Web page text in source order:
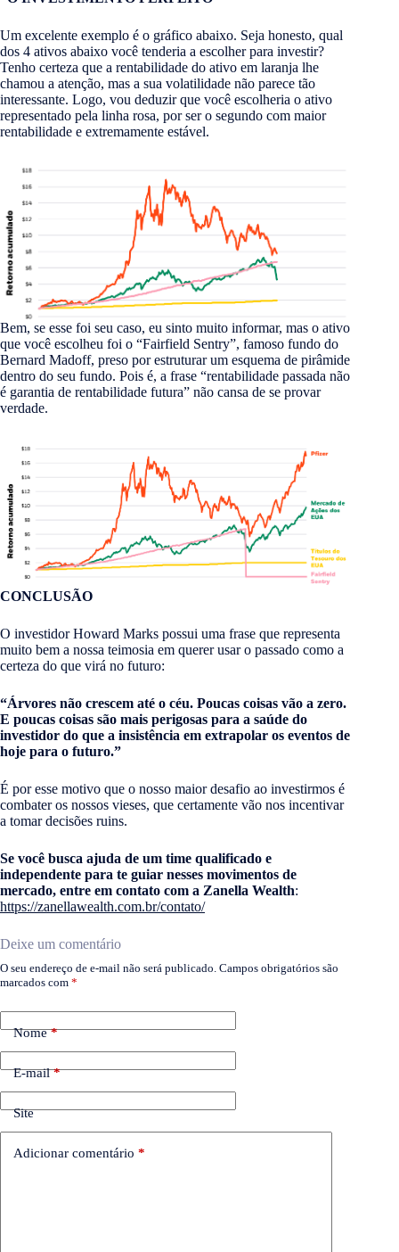
Um excelente exemplo é o gráfico abaixo. Seja honesto, qual
dos 4 ativos abaixo você tenderia a escolher para investir?
Tenho certeza que a rentabilidade do ativo em laranja lhe
chamou a atenção, mas a sua volatilidade não parece tão
interessante. Logo, vou deduzir que você escolheria o ativo
representado pela linha rosa, por ser o segundo com maior
rentabilidade e extremamente estável.
Bem, se esse foi seu caso, eu sinto muito informar, mas o ativo
que você escolheu foi o “Fairfield Sentry”, famoso fundo do
Bernard Madoff, preso por estruturar um esquema de pirâmide
dentro do seu fundo. Pois é, a frase “rentabilidade passada não
é garantia de rentabilidade futura” não cansa de se provar
verdade.
CONCLUSÃO
O investidor Howard Marks possui uma frase que representa
muito bem a nossa teimosia em querer usar o passado como a
certeza do que virá no futuro:
“Árvores não crescem até o céu. Poucas coisas vão a zero.
E poucas coisas são mais perigosas para a saúde do
investidor do que a insistência em extrapolar os eventos de
hoje para o futuro.”
É por esse motivo que o nosso maior desafio ao investirmos é
combater os nossos vieses, que certamente vão nos incentivar
a tomar decisões ruins.
Se você busca ajuda de um time qualificado e
independente para te guiar nesses movimentos de
mercado, entre em contato com a Zanella Wealth:
https://zanellawealth.com.br/contato/
Deixe um comentário
O seu endereço de e-mail não será publicado. Campos obrigatórios são
marcados com *
Nome*
E-mail*
Site
Adicionar comentário *